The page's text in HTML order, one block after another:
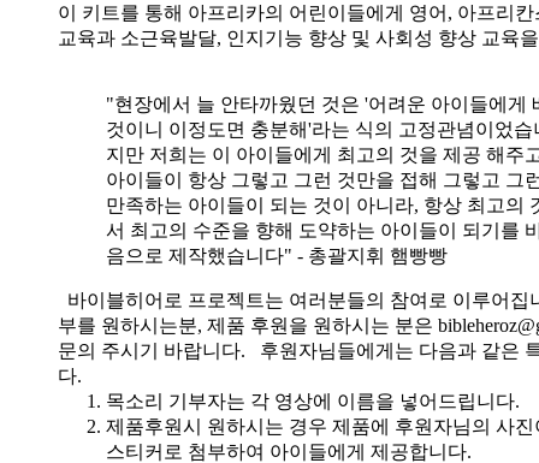
이 키트를 통해 아프리카의 어린이들에게 영어, 아프리
교육과 소근육발달, 인지기능 향상 및 사회성 향상 교육
"현장에서 늘 안타까웠던 것은 '어려운 아이들에게
것이니 이정도면 충분해'라는 식의 고정관념이었습
지만 저희는 이 아이들에게 최고의 것을 제공 해주
아이들이 항상 그렇고 그런 것만을 접해 그렇고 그
만족하는 아이들이 되는 것이 아니라, 항상 최고의
서 최고의 수준을 향해 도약하는 아이들이 되기를
음으로 제작했습니다" - 총괄지휘 햄빵빵
바이블히어로 프로젝트는 여러분들의 참여로 이루어집
부를 원하시는분, 제품 후원을 원하시는 분은
문의 주시기 바랍니다. 후원자님들에게는 다음과 같은
다.
목소리 기부자는 각 영상에 이름을 넣어드립니다.
제품후원시 원하시는 경우 제품에 후원자님의 사
스티커로 첨부하여 아이들에게 제공합니다.